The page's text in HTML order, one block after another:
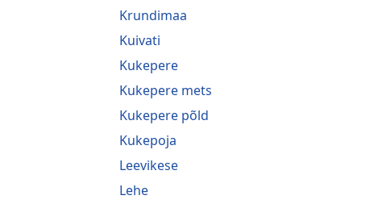
Krundimaa
Kuivati
Kukepere
Kukepere mets
Kukepere põld
Kukepoja
Leevikese
Lehe